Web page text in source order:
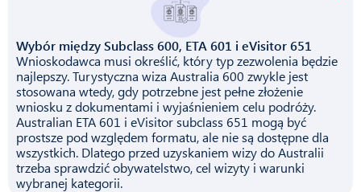
Wybór między Subclass 600, ETA 601 i eVisitor 651
Wnioskodawca musi określić, który typ zezwolenia będzie
najlepszy. Turystyczna wiza Australia 600 zwykle jest
stosowana wtedy, gdy potrzebne jest pełne złożenie
wniosku z dokumentami i wyjaśnieniem celu podróży.
Australian ETA 601 i eVisitor subclass 651 mogą być
prostsze pod względem formatu, ale nie są dostępne dla
wszystkich. Dlatego przed uzyskaniem wizy do Australii
trzeba sprawdzić obywatelstwo, cel wizyty i warunki
wybranej kategorii.